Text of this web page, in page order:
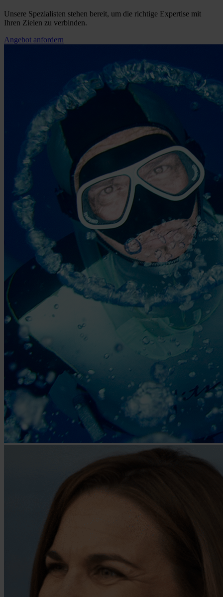
Unsere Spezialisten stehen bereit, um die richtige Expertise mit
Ihren Zielen zu verbinden.
Angebot anfordern